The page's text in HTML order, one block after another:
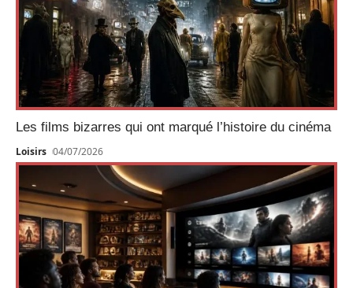
Les films bizarres qui ont marqué l’histoire du cinéma
Loisirs 04/07/2026